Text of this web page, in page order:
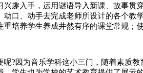
趣入手，运用谜语导入新课、故事
口、动手去完成老师所设计的各个
培养学生养成井然有序的课堂常规；
?因为音乐学科这小三门，随着素质